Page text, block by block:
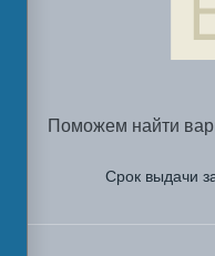
Поможем найти
Срок выдачи